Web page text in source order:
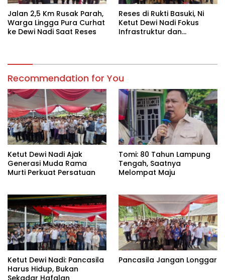
Jalan 2,5 Km Rusak Parah,
Warga Lingga Pura Curhat
ke Dewi Nadi Saat Reses
Reses di Rukti Basuki, Ni
Ketut Dewi Nadi Fokus
Infrastruktur dan
Recommendation for You
Ketut Dewi Nadi Ajak
Generasi Muda Rama
Murti Perkuat Persatuan
Tomi: 80 Tahun Lampung
Tengah, Saatnya
Melompat Maju
Ketut Dewi Nadi: Pancasila
Harus Hidup, Bukan
Pancasila Jangan Longgar